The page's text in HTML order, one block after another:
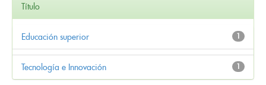
Título
1
Educación superior
1
Tecnología e Innovación